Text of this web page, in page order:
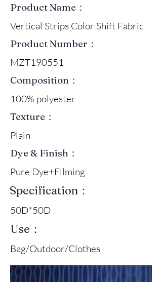
Product Name：
Vertical Strips Color Shift Fabric
Product Number：
MZT190551
Composition：
100% polyester
Texture：
Plain
Dye & Finish：
Pure Dye+Filming
Specification：
50D*50D
Use：
Bag/Outdoor/Clothes